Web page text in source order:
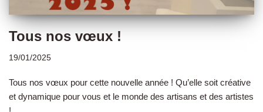
Tous nos vœux !
19/01/2025
Tous nos vœux pour cette nouvelle année ! Qu’elle soit créative
et dynamique pour vous et le monde des artisans et des artistes